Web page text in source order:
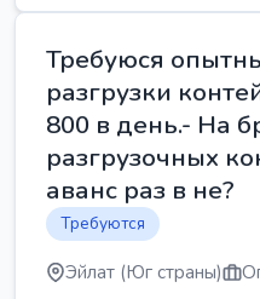
Требуюся
разгрузки
800 в день.- На
разгрузочных
аванс раз в не?
Требуются
Эйлат (Юг страны)